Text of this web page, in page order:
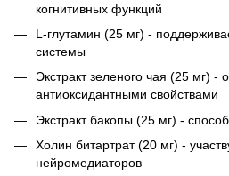
когнитивных функций
L-глутамин (25 мг) -
системы
Экстракт зеленого чая (25 мг) -
антиоксидантными свойствами
Экстракт бакопы (25 мг) -
Холин битартрат (20 мг) -
нейромедиаторов